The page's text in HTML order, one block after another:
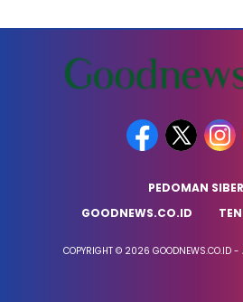
PEDOMAN SIBER
GOODNEWS.CO.ID
COPYRIGHT © 2026 GOODNEWS.CO.ID -